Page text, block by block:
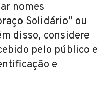
nomes
Solidário” ou
disso, considere
pelo público e
e